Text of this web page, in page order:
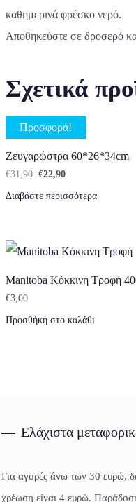
καθημερινά φρέσκο νερό.
Αποθηκεύστε σε δροσερό
Σχετικά
Προσφορά!
Ζευγαρώστρα 60*26*34cm
€31,90 Original price was:
€22,90Η τρέχουσα τιμή
Διαβάστε περισσότερα
Manitoba Κόκκινη Τροφή
€3,00
Προσθήκη στο καλάθι
Ελάχιστα
Για αγορές άνω των 30 ευρώ,
χρέωση είναι 4 ευρώ.